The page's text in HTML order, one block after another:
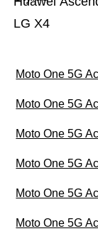
LG X4
Moto One 5G
Moto One 5G
Moto One 5G
Moto One 5G
Moto One 5G
Moto One 5G